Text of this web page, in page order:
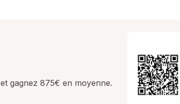
et gagnez 875€ en moyenne.